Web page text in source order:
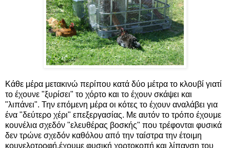
Κάθε μέρα μετακινώ περίπου κατά δύο μέτρα το κλουβί γιατί
το έχουνε "ξυρίσει" το χόρτο και το έχουν σκάψει και
"λιπάνει". Την επόμενη μέρα οι κότες το έχουν αναλάβει για
ένα "δεύτερο χέρι" επεξεργασίας. Με αυτόν το τρόπο έχουμε
κουνέλια σχεδόν "ελευθέρας βοσκής" που τρέφονται φυσικά
δεν τρώνε σχεδόν καθόλου από την ταίστρα την έτοιμη
κουνελοτροφή,έχουμε φυσική χορτοκοπή και λίπανση του